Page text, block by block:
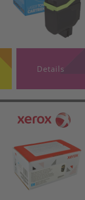
Details